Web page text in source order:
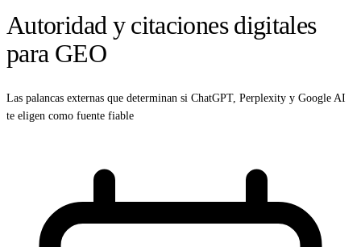
Autoridad y citaciones digitales
para GEO
Las palancas externas que determinan si ChatGPT, Perplexity y Google AI
te eligen como fuente fiable